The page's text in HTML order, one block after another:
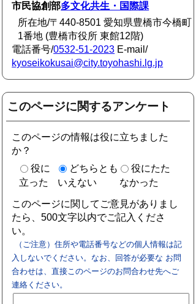
市民協創部多文化共生・国際課
所在地/〒440-8501 愛知県豊橋市今橋町
1番地 (豊橋市役所 東館12階)
電話番号/0532-51-2023 E-mail/
kyoseikokusai@city.toyohashi.lg.jp
このページに関するアンケート
このページの情報は役に立ちました
か？
役に
立った
どちらとも
いえない
役にたた
なかった
このページに関してご意見がありまし
たら、500文字以内でご記入くださ
い。
（ご注意）住所や電話番号などの個人情報は記
入しないでください。なお、回答が必要な お問
合わせは、直接このページのお問合わせ先へご
連絡ください。